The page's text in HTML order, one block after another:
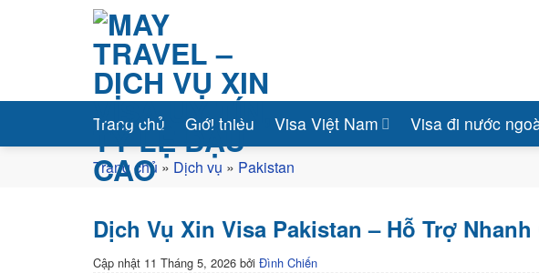
Trang chủ Giới thiệu Visa Việt Nam Visa đi nước
Trang chủ » Dịch vụ » Pakistan
Dịch Vụ Xin Visa Pakistan – Hỗ Trợ
Cập nhật 11 Tháng 5, 2026 bởi Đình Chiến